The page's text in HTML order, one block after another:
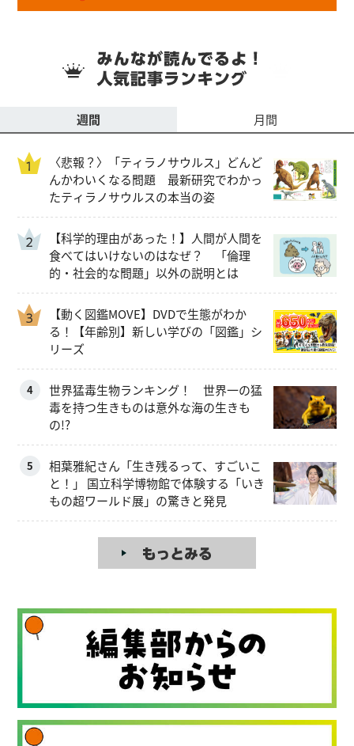
週間 月間
〈悲報？〉「ティラノサウルス」どんど
んかわいくなる問題 最新研究でわかっ
たティラノサウルスの本当の姿
【科学的理由があった！】人間が人間を
食べてはいけないのはなぜ？ 「倫理
的・社会的な問題」以外の説明とは
【動く図鑑MOVE】DVDで生態がわか
る！【年齢別】新しい学びの「図鑑」シ
リーズ
4
世界猛毒生物ランキング！ 世界一の猛
毒を持つ生きものは意外な海の生きも
の!?
5
相葉雅紀さん「生き残るって、すごいこ
と！」 国立科学博物館で体験する「いき
もの超ワールド展」の驚きと発見